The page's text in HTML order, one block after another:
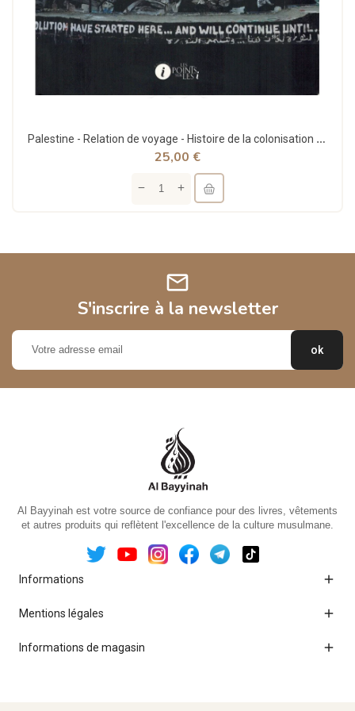
Palestine - Relation de voyage - Histoire de la colonisation - Questions, mythes et réalités -...
25,00 €
mail
S'inscrire à la newsletter
Al Bayyinah est votre source de confiance pour des livres, vêtements
et autres produits qui reflètent l'excellence de la culture musulmane.
Informations 
Mentions légales 
Informations de magasin 